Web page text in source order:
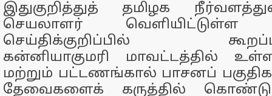
இதுகுறித்துத் தமிழக
செயலாளர் வெளியிட்டுள்ள
செய்திக்குறிப்பில்
கன்னியாகுமரி மாவட்டத்தில்
மற்றும் பட்டணங்கால் பாசனப்
தேவைகளைக் கருத்தில்